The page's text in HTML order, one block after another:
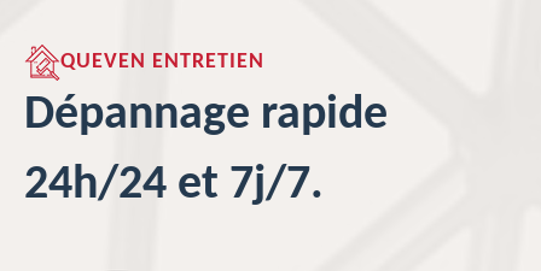
QUEVEN ENTRETIEN
Dépannage rapide
24h/24 et 7j/7.